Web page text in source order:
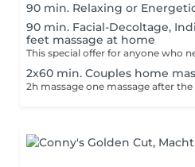
90 min. Relaxing or
90 min. Facial-Decoltage,
feet massage at home
2x60 min. Couples home
2h massage one massage after